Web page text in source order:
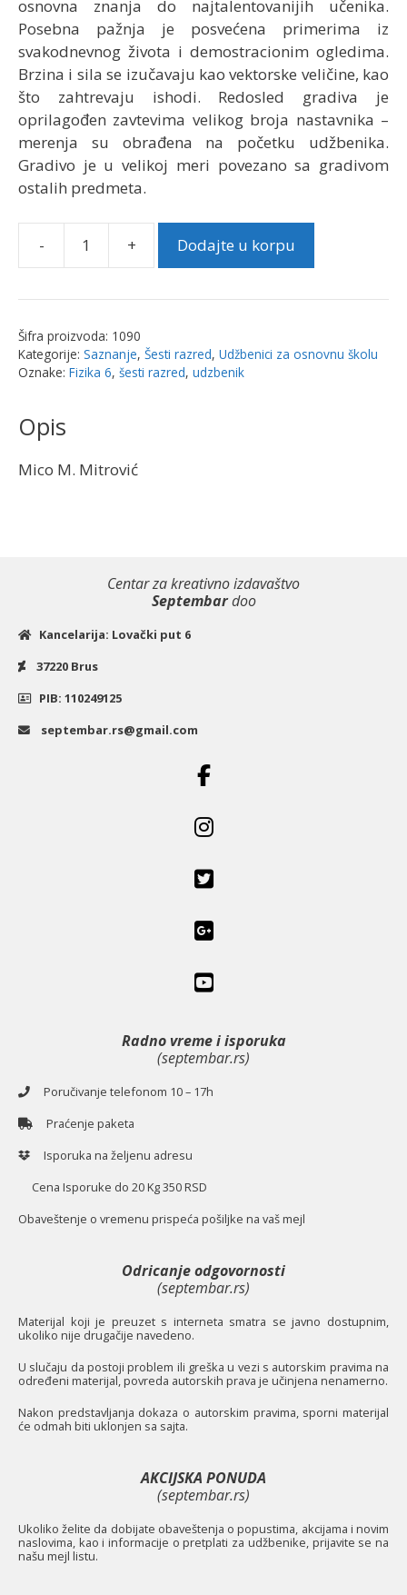
osnovna znanja do najtalentovanijih učenika.
Posebna pažnja je posvećena primerima iz
svakodnevnog života i demostracionim ogledima.
Brzina i sila se izučavaju kao vektorske veličine, kao
što zahtrevaju ishodi. Redosled gradiva je
oprilagođen zavtevima velikog broja nastavnika –
merenja su obrađena na početku udžbenika.
Gradivo je u velikoj meri povezano sa gradivom
ostalih predmeta.
-
Udžbenik
6"
šesti
razred
+ Dodajte u korpu
Šifra proizvoda: 1090
Kategorije: Saznanje, Šesti razred, Udžbenici za osnovnu školu
Oznake: Fizika 6, šesti razred, udzbenik
Opis
Mico M. Mitrović
Centar za kreativno izdavaštvo
Septembardoo
Kancelarija: Lovački put 6
37220 Brus
PIB: 110249125
septembar.rs@gmail.com
Radno vreme i isporuka
(septembar.rs)
Poručivanje telefonom 10 – 17h
Praćenje paketa
Isporuka na željenu adresu
Cena Isporuke do 20 Kg 350 RSD
Obaveštenje o vremenu prispeća pošiljke na vaš mejl
Odricanje odgovornosti
(septembar.rs)
Materijal koji je preuzet s interneta smatra se javno dostupnim,
ukoliko nije drugačije navedeno.
U slučaju da postoji problem ili greška u vezi s autorskim pravima na
određeni materijal, povreda autorskih prava je učinjena nenamerno.
Nakon predstavljanja dokaza o autorskim pravima, sporni materijal
će odmah biti uklonjen sa sajta.
AKCIJSKA PONUDA
(septembar.rs)
Ukoliko želite da dobijate obaveštenja o popustima, akcijama i novim
naslovima, kao i informacije o pretplati za udžbenike, prijavite se na
našu mejl listu.